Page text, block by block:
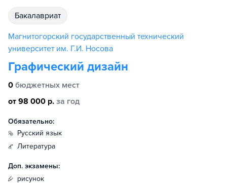
бакалавриат
Магнитогорский государственный технический
университет им. Г.И. Носова
Графический дизайн
0 бюджетных мест
от 98 000 р. за год
Обязательно:
русский язык
литература
Доп. экзамены:
рисунок